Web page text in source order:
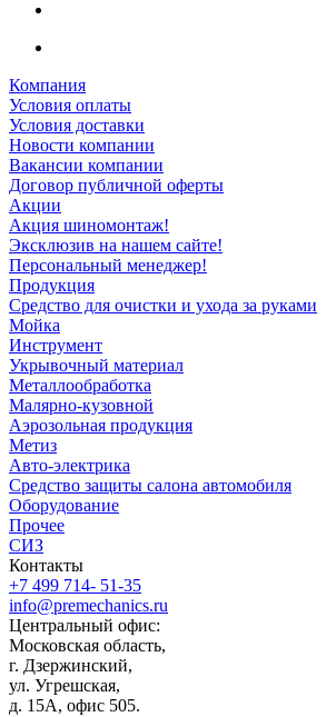
Компания
Условия оплаты
Условия доставки
Новости компании
Вакансии компании
Договор публичной оферты
Акции
Акция шиномонтаж!
Эксклюзив на нашем сайте!
Персональный менеджер!
Продукция
Средство для очистки и ухода за руками
Мойка
Инструмент
Укрывочный материал
Металлообработка
Малярно-кузовной
Аэрозольная продукция
Метиз
Авто-электрика
Средство защиты салона автомобиля
Оборудование
Прочее
СИЗ
Контакты
+7 499 714- 51-35
info@premechanics.ru
Центральный офис:
Московская область,
г. Дзержинский,
ул. Угрешская,
д. 15А, офис 505.